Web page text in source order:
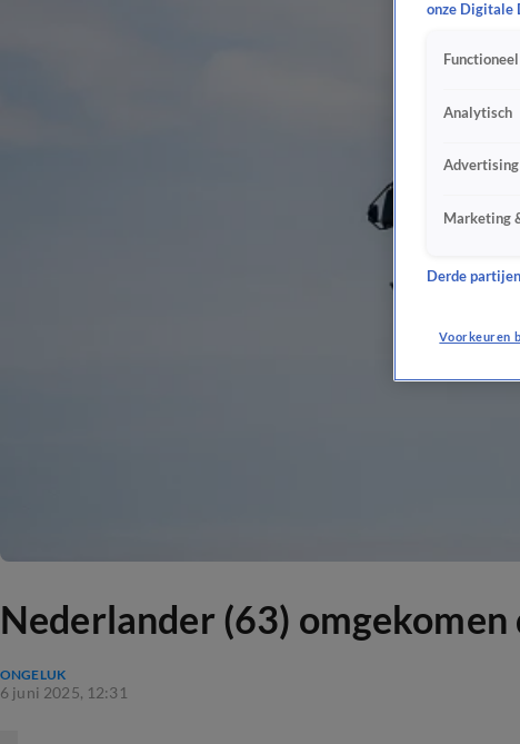
Nederlander (63)
ONGELUK
6 juni 2025, 12:31
onze Digitale
Analytisch
Advertising
Marketing
Derde
Voorkeuren